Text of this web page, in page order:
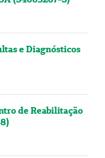
e Diagnósticos
de Reabilitação